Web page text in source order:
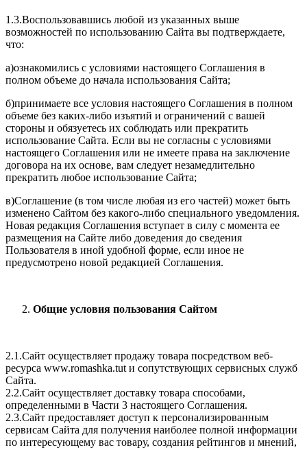
1.3.Воспользовавшись любой из указанных выше
возможностей по использованию Сайта вы подтверждаете,
что:
а)ознакомились с условиями настоящего Соглашения в
полном объеме до начала использования Сайта;
б)принимаете все условия настоящего Соглашения в полном
объеме без каких-либо изъятий и ограничений с вашей
стороны и обязуетесь их соблюдать или прекратить
использование Сайта. Если вы не согласны с условиями
настоящего Соглашения или не имеете права на заключение
договора на их основе, вам следует незамедлительно
прекратить любое использование Сайта;
в)Соглашение (в том числе любая из его частей) может быть
изменено Сайтом без какого-либо специального уведомления.
Новая редакция Соглашения вступает в силу с момента ее
размещения на Сайте либо доведения до сведения
Пользователя в иной удобной форме, если иное не
предусмотрено новой редакцией Соглашения.
Общие условия пользования Сайтом
2.1.Сайт осуществляет продажу товара посредством веб-
ресурса www.romashka.tut и сопутствующих сервисных служб
Сайта.
2.2.Сайт осуществляет доставку товара способами,
определенными в Части 3 настоящего Соглашения.
2.3.Сайт предоставляет доступ к персонализированным
сервисам Сайта для получения наиболее полной информации
по интересующему вас товару, создания рейтингов и мнений,